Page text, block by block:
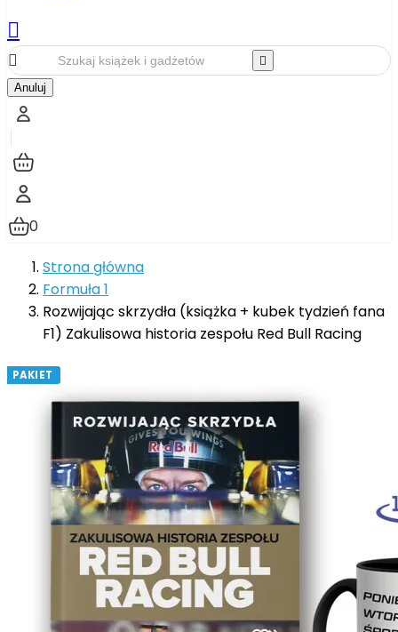



Anuluj
0
Strona główna
Formuła 1
Rozwijając skrzydła (książka + kubek tydzień fana
F1) Zakulisowa historia zespołu Red Bull Racing
PAKIET